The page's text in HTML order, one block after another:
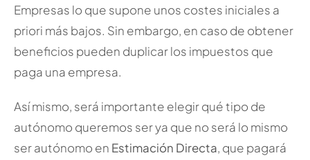
Empresas lo que supone unos costes iniciales a
priori más bajos. Sin embargo, en caso de obtener
beneficios pueden duplicar los impuestos que
paga una empresa.
Así mismo, será importante elegir qué tipo de
autónomo queremos ser ya que no será lo mismo
ser autónomo en Estimación Directa, que pagará